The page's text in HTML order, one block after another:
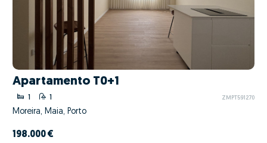
Apartamento T0+1
1 1 ZMPT591270
Moreira, Maia, Porto
198.000 €